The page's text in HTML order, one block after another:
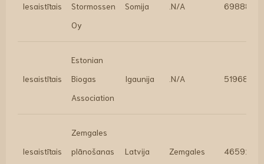
Iesaistītais
Stormossen
Oy
Somija .N/A 69888
Iesaistītais
Estonian
Biogas
Association
Igaunija .N/A 51968
Iesaistītais
Zemgales
plānošanas
Latvija Zemgales 46592